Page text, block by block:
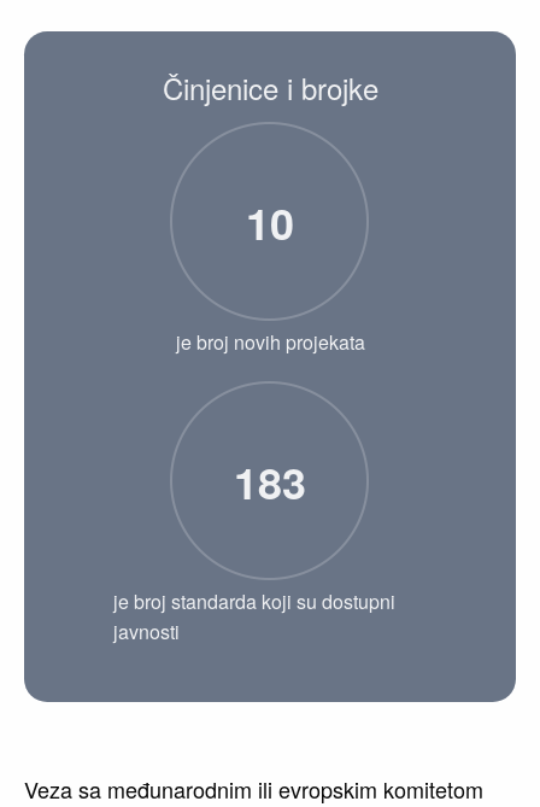
Činjenice i brojke
10
je broj novih projekata
183
je broj standarda koji su dostupni
javnosti
Veza sa međunarodnim ili evropskim komitetom